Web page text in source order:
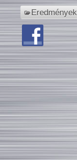
Eredmények